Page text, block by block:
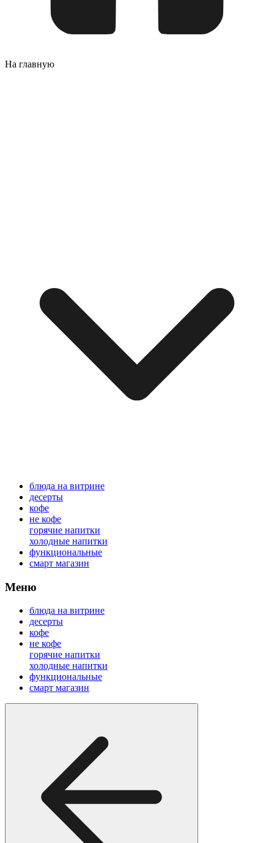
На главную
блюда на витрине
десерты
кофе
не кофе
горячие напитки
холодные напитки
функциональные
смарт магазин
Меню
блюда на витрине
десерты
кофе
не кофе
горячие напитки
холодные напитки
функциональные
смарт магазин